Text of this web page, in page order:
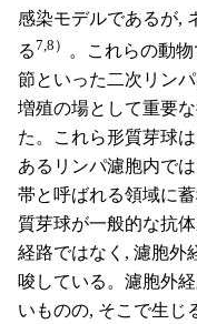
感染モデルであるが,
る7,8）
。これらの動
節といった二次リン
増殖の場として重要
た。これら形質芽球
あるリンパ濾胞内で
帯と呼ばれる領域に
質芽球が一般的な抗
経路ではなく, 濾胞外
唆している。濾胞外
いものの, そこで生じ